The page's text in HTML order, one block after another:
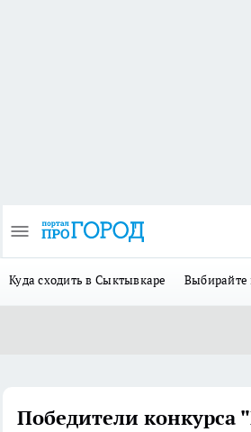
Куда сходить в Сыктывкаре
Победители конкурса